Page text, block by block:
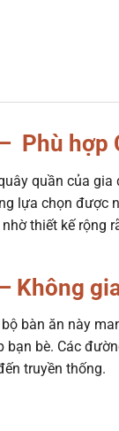
Phù
quần của
lựa chọn được
thiết kế rộng
Không
bàn ăn này
bè. Các
truyền thống.